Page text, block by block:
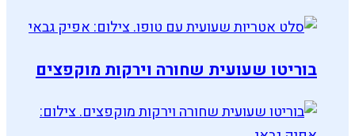
בוריטו שעועית שחורה וירקות מוקפצים